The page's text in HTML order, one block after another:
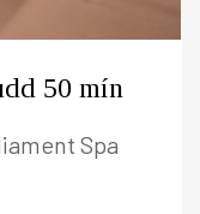
50 mín
Spa